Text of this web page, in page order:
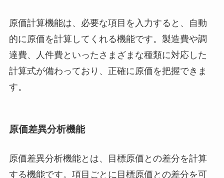
原価計算機能は、必要な項目を入力すると、自動
的に原価を計算してくれる機能です。製造費や調
達費、人件費といったさまざまな種類に対応した
計算式が備わっており、正確に原価を把握できま
す。
原価差異分析機能
原価差異分析機能とは、目標原価との差分を計算
する機能です。項目ごとに目標原価との差分を可